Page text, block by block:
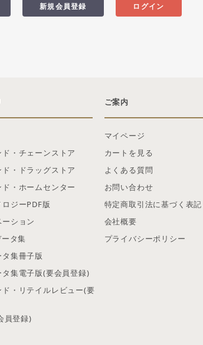
ログイン
新規会員登録
・チェーンストア
・ドラッグストア
・ホームセンター
ジーPDF版
ション
タ集
集冊子版
集電子版(要会員登録)
ド・リテイルレビュー(要
員登録)
ご案内
マイページ
カートを見る
よくある質問
お問い合わせ
特定商取引法に基づく表記
会社概要
プライバシーポリシー